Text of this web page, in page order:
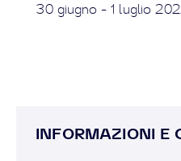
30 giugno - 1 luglio
INFORMAZIONI E